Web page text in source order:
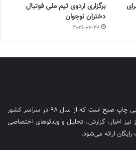
برگزاری اردوی تیم ملی فوتبال
دختران نوجوان
2026-07-27
روزنامه فوتبالز، روزنامه ای ورزشی چاپ صبح است که از سال ۹۸ در سراسر کشور
اخبار، گزارش، تحلیل و ویدئوهای اختصاصی
ارائه می‌شود.